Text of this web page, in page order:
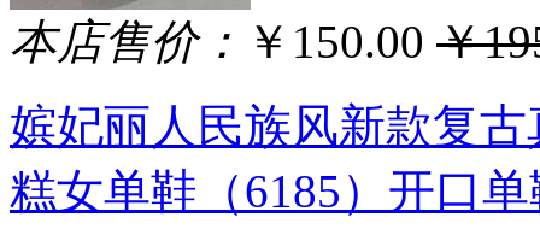
本店售价： ￥150.00 ￥
嫔妃丽人民族风新款复
糕女单鞋（6185）开口